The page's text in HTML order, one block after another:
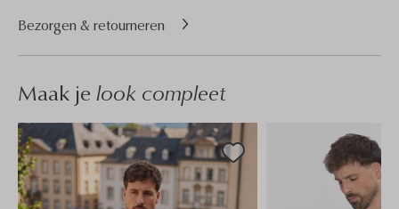
Bezorgen & retourneren
Maak je look compleet